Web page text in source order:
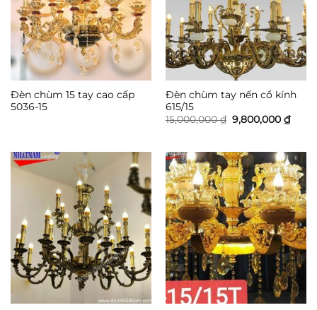
Đèn chùm 15 tay cao cấp
5036-15
Đèn chùm tay nến cổ kính
615/15
15,000,000₫ Giá
gốc
9,800,000 ₫Giá
hiện